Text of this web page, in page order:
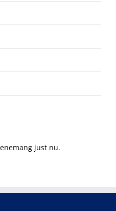
just nu.